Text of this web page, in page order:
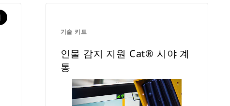
기술 키트
인물 감지 지원 Cat® 시야 계
통